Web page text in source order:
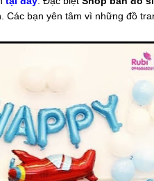
Các bạn yên tâm vì những đồ